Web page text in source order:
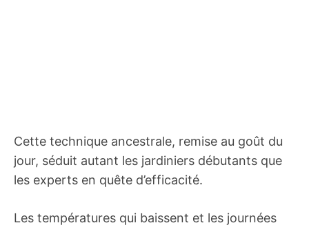
Cette technique ancestrale, remise au goût du
jour, séduit autant les jardiniers débutants que
les experts en quête d’efficacité.
Les températures qui baissent et les journées